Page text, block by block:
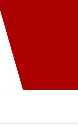
DAS